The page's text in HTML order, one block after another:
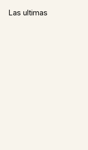
Las ultimas